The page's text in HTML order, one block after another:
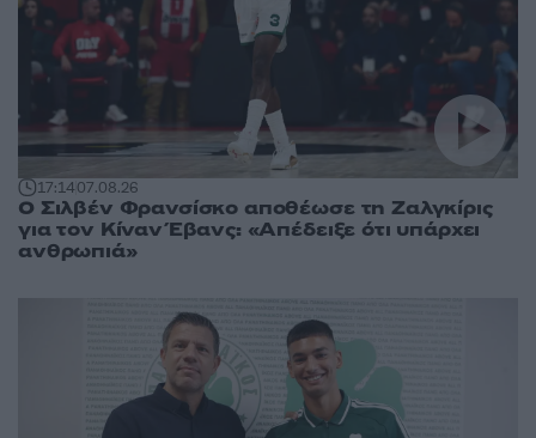
17:1407.08.26
Ο Σιλβέν Φρανσίσκο αποθέωσε τη Ζαλγκίρις
για τον Κίναν Έβανς: «Απέδειξε ότι υπάρχει
ανθρωπιά»